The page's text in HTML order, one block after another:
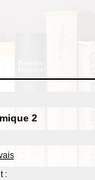
2
: